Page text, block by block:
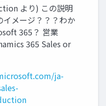
より) この説明
イメージ？？？わか
365？ 営業
365 Sales or
ja-